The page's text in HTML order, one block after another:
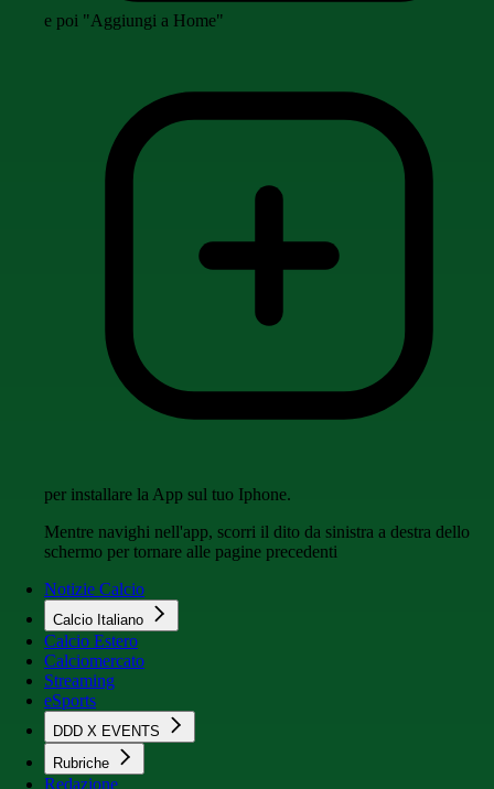
e poi "Aggiungi a Home"
per installare la App sul tuo Iphone.
Mentre navighi nell'app, scorri il dito da sinistra a destra dello
schermo per tornare alle pagine precedenti
Notizie Calcio
Calcio Italiano
Calcio Estero
Calciomercato
Streaming
eSports
DDD X EVENTS
Rubriche
Redazione